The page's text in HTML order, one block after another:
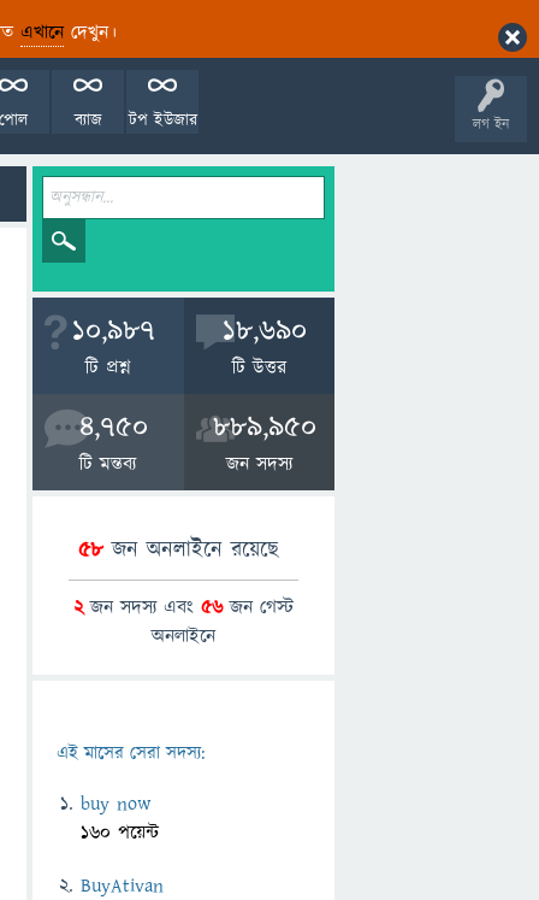
এখানেদেখুন।
লগ ইন
টপ ইউজার
ব্যাজ
পোল
10,987
টি প্রশ্ন
18,690
টি উত্তর
4,750
টি মন্তব্য
889,950
জন সদস্য
58জন অনলাইনে রয়েছে
2জন সদস্য এবং 56জন গেস্ট
অনলাইনে
এই মাসের সেরা সদস্য:
buy now
160 পয়েন্ট
BuyAtivan